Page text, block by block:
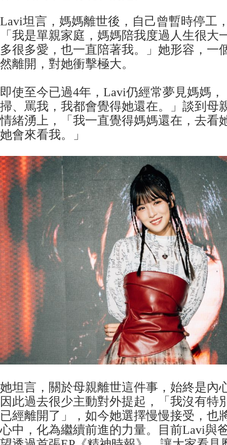
Lavi坦言，媽媽離世後，自己曾暫時停工
「我是單親家庭，媽媽陪我度過人生很大
多很多愛，也一直陪著我。」她形容，一
然離開，對她衝擊極大。
即使至今已過4年，Lavi仍經常夢見媽媽
掃、罵我，我都會覺得她還在。」談到母
情緒湧上，「我一直覺得媽媽還在，去看
她會來看我。」
她坦言，關於母親離世這件事，始終是內
因此過去很少主動對外提起，「我沒有特
已經離開了」，如今她選擇慢慢接受，也
心中，化為繼續前進的力量。目前Lavi與